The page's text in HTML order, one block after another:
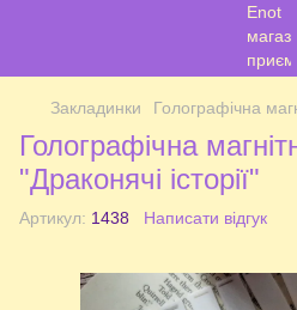
Закладинки Голографічна
Голографічна
"Драконячі історії"
Артикул: 1438 Написати відгук